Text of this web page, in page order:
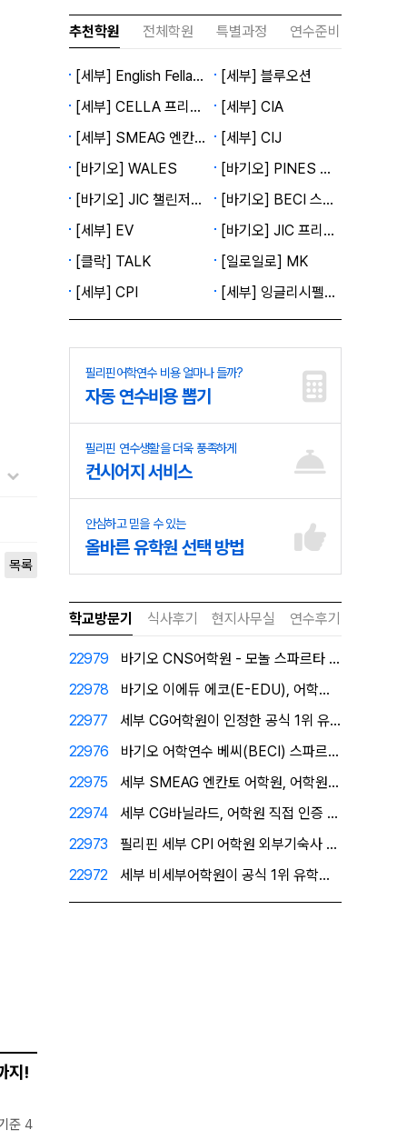
목록
추천학원 전체학원 특별과정 연수준비
[세부] English Fella 2캠퍼스
[세부] 블루오션
[세부] CELLA 프리미엄캠퍼스
[세부] CIA
[세부] SMEAG 엔칸토캠퍼스
[세부] CIJ
[바기오] WALES
[바기오] PINES 메인캠퍼스
[바기오] JIC 챌린저캠퍼스
[바기오] BECI 스파르타캠퍼스
[세부] EV
[바기오] JIC 프리미엄캠퍼스
[클락] TALK
[일로일로] MK
[세부] CPI
[세부] 잉글리시펠라 1캠퍼스
필리핀어학연수 비용 얼마나 들까?
자동 연수비용 뽑기
필리핀 연수생활을 더욱 풍족하게
컨시어지 서비스
안심하고 믿을 수 있는
올바른 유학원 선택 방법
학교방문기 식사후기 현지사무실 연수후기
22979
바기오 CNS어학원 - 모놀 스파르타 캠퍼스로 탈바꿈!
22978
바기오 이에듀 에코(E-EDU), 어학원이 직접 인증한…
22977
세부 CG어학원이 인정한 공식 1위 유학원 필자닷컴에서…
22976
바기오 어학연수 베씨(BECI) 스파르타 공식 1위유학…
22975
세부 SMEAG 엔칸토 어학원, 어학원이 직접 인증한 …
22974
세부 CG바닐라드, 어학원 직접 인증 공식 1위 유학원…
22973
필리핀 세부 CPI 어학원 외부기숙사 - 프리미엄 레지…
22972
세부 비세부어학원이 공식 1위 유학원으로 인정한 필자닷…
지!